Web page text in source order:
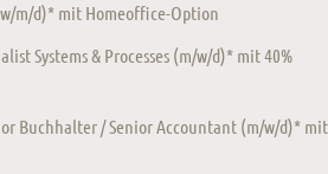
m/d)* mit Homeoffice-Option
Systems & Processes (m/w/d)* mit 40%
Buchhalter / Senior Accountant (m/w/d)* mit